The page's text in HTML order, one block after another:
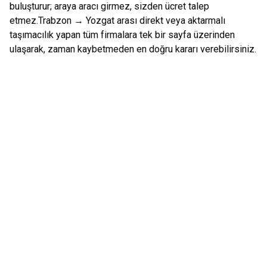
buluşturur; araya aracı girmez, sizden ücret talep
etmez.Trabzon → Yozgat arası direkt veya aktarmalı
taşımacılık yapan tüm firmalara tek bir sayfa üzerinden
ulaşarak, zaman kaybetmeden en doğru kararı verebilirsiniz.